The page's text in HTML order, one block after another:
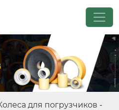
для погрузчиков -